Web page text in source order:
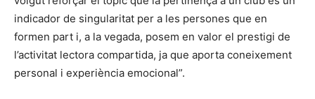
indicador de singularitat per a les persones que en
formen part i, a la vegada, posem en valor el prestigi de
l’activitat lectora compartida, ja que aporta coneixement
personal i experiència emocional”.